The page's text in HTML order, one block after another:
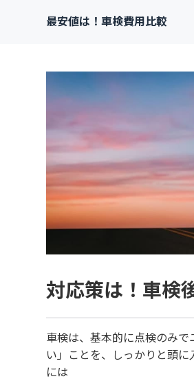
最安値は！車検費用比較
対応策は！車検
車検は、基本的に点検のみ
い」ことを、しっかりと頭
には